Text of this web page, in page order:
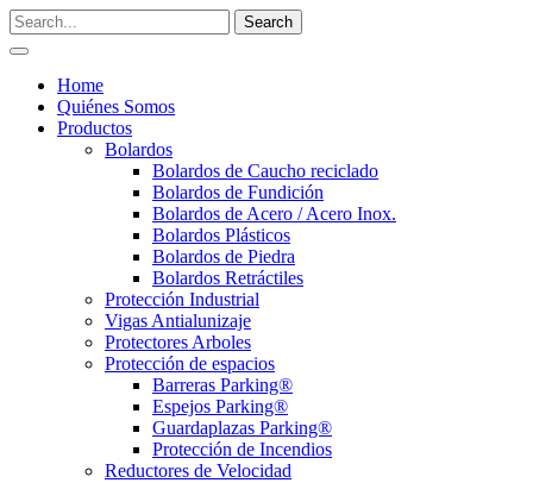
Home
Quiénes Somos
Productos
Bolardos
Bolardos de Caucho reciclado
Bolardos de Fundición
Bolardos de Acero / Acero Inox.
Bolardos Plásticos
Bolardos de Piedra
Bolardos Retráctiles
Protección Industrial
Vigas Antialunizaje
Protectores Arboles
Protección de espacios
Barreras Parking®
Espejos Parking®
Guardaplazas Parking®
Protección de Incendios
Reductores de Velocidad